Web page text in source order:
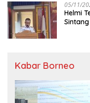
05/11/
Helmi
Kabar Borneo